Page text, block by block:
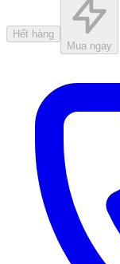
Hết hàng
Mua ngay